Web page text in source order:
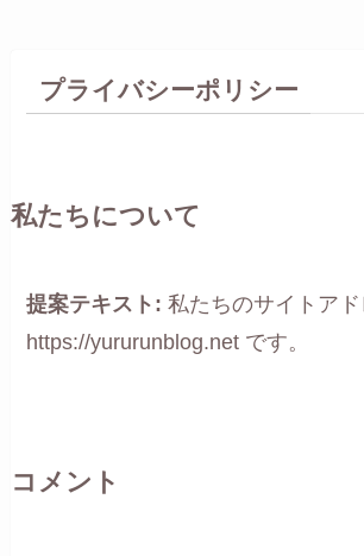
プライバシーポリシー
私たちについて
提案テキスト:私たちのサイトア
https://yururunblog.net です。
コメント